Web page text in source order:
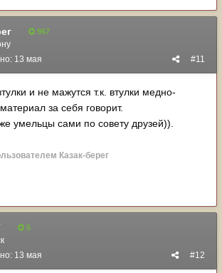
967
#11
13 мая
и не мажутся т.к. втулки медно-
за себя говорит.
умельцы сами по совету друзей)).
Казак-берег
5
#12
13 мая